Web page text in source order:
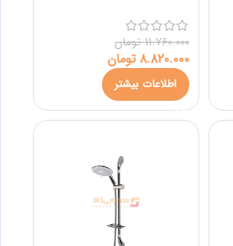
11.760.000 تومان
8.820.000 تومان
اطلاعات بیشتر